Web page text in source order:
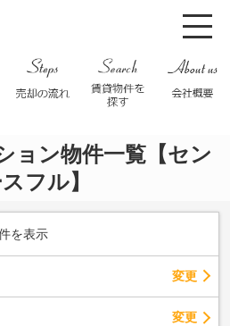
ョン物件一覧【セン
フル】
を表示
変更
変更